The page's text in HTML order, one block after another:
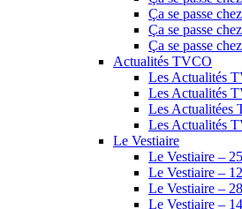
Ça se passe
Ça se passe
Ça se passe
Actualités TVCO
Les Actualités
Les Actualités
Les Actualitées
Les Actualités
Le Vestiaire
Le Vestiaire –
Le Vestiaire –
Le Vestiaire –
Le Vestiaire –